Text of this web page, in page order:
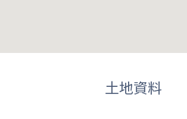
土地資料